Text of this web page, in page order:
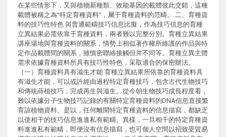
在某些情形下，又與植物新種類、效能基因的載體彼此交錯，這種
載體被稱之為“特定育種資料”，屬于育種資料的范疇。 二、育種資
料的技巧性特色 與普通範疇技巧信息比擬，作為技巧信息的育種
立異結果必需依靠于育種資料，兩者難以完整分別。育種立異結果
講座場地與育種資料的關系，情勢上相似著作權所維護的作品與特
定作品載體間的關系，雖慎密聯絡接觸但并不同等。育種立異主體
需求依據育種資料所具有技巧性特色，采取適合的保密辦法。
（一）育種資料具有滋生才能 育種立異結果所依靠的育種資料具
有滋生才能，可以或許經由過程特定育種技巧，包含古代生物技巧
和傳統蒔植技巧，完成再生與滋生。從今朝生物技巧成長程度看，
難以依據分子生物技巧記錄的有關特定育種資料的DNA信息直接繁
育該植物資料。是以，任何離開特定育種資料的信息描寫，都缺乏
以使相干的技巧信息進進私有範疇。異樣，一旦相干的特定育種資
料進進私有範疇，即便沒有信息描寫，也可個人空間以招致受貿易